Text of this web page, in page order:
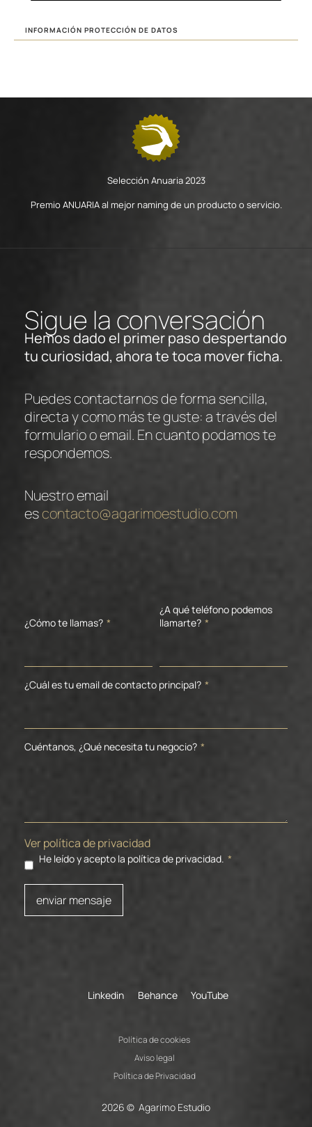
INFORMACIÓN PROTECCIÓN DE DATOS
Selección Anuaria 2023
Premio ANUARIA al mejor naming de un producto o servicio.
Sigue la conversación
Hemos dado el primer paso despertando
tu curiosidad, ahora te toca mover ficha.
Puedes contactarnos de forma sencilla,
directa y como más te guste: a través del
formulario o email. En cuanto podamos te
respondemos.
Nuestro email
escontacto@agarimoestudio.com
¿Cómo te llamas? *
¿A qué teléfono podemos
llamarte? *
¿Cuál es tu email de contacto principal? *
Cuéntanos, ¿Qué necesita tu negocio? *
Ver política de privacidad
He leído y acepto la política de privacidad. *
enviar mensaje
Linkedin Behance YouTube
Política de cookies
Aviso legal
Política de Privacidad
2026 © Agarimo Estudio